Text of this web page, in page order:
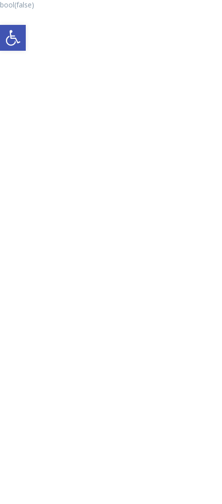
bool(false)
Abrir a barra de ferramentas